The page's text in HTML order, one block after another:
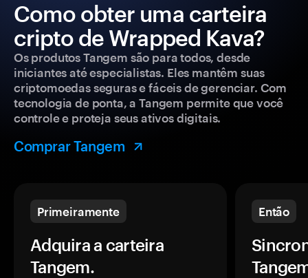
Como obter uma carteira
cripto de Wrapped Kava?
Os produtos Tangem são para todos, desde
iniciantes até especialistas. Eles mantêm suas
criptomoedas seguras e fáceis de gerenciar. Com
tecnologia de ponta, a Tangem permite que você
controle e proteja seus ativos digitais.
Comprar Tangem
Primeiramente
Adquira a carteira
Tangem.
Então